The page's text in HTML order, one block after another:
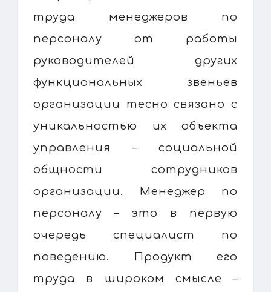
труда менеджеров по
персоналу от работы
руководителей других
функциональных звеньев
организации тесно связано с
уникальностью их объекта
управления – социальной
общности сотрудников
организации. Менеджер по
персоналу – это в первую
очередь специалист по
поведению. Продукт его
труда в широком смысле –